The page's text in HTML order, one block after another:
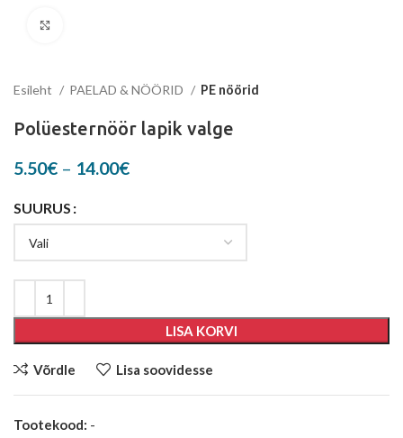
Esileht PAELAD & NÖÖRID PE nöörid
Polüesternöör lapik valge
5.50€ – 14.00€Price
through
SUURUS
LISA KORVI
Võrdle Lisa soovidesse
Tootekood: -